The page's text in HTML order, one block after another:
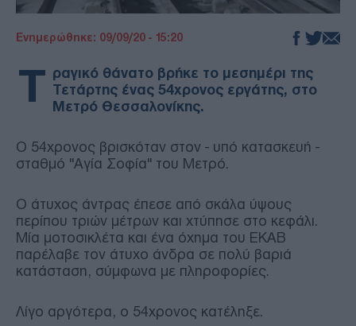
Ενημερώθηκε: 09/09/20 - 15:20
Τ ραγικό θάνατο βρήκε το μεσημέρι της
Τετάρτης ένας 54χρονος εργάτης, στο
Μετρό Θεσσαλονίκης.
Ο 54χρονος βρισκόταν στον - υπό κατασκευή -
σταθμό "Αγία Σοφία" του Μετρό.
Ο άτυχος άντρας έπεσε από σκάλα ύψους
περίπου τριών μέτρων και χτύπησε στο κεφάλι.
Μία μοτοσικλέτα και ένα όχημα του ΕΚΑΒ
παρέλαβε τον άτυχο άνδρα σε πολύ βαριά
κατάσταση, σύμφωνα με πληροφορίες.
Λίγο αργότερα, ο 54χρονος κατέληξε.